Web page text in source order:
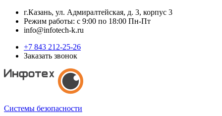
г.Казань, ул. Адмиралтейская, д. 3, корпус 3
Режим работы: с 9:00 по 18:00 Пн-Пт
info@infotech-k.ru
+7 843 212-25-26
Заказать звонок
Системы безопасности